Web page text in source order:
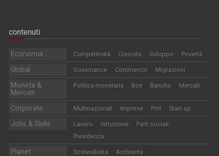
contenuti
Economia Competitività Crescita Sviluppo Povertà
Global Governance Commercio Migrazioni
Moneta &
Mercati
Politica monetaria Bce Banche Mercati
Corporate Multinazionali Imprese Pmi Start-up
Jobs & Skills Lavoro Istruzione
Parti sociali
Previdenza
Planet Sostenibilità Ambiente